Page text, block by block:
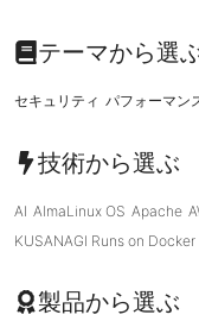
テーマから選
セキュリティ パフォーマン
技術から選ぶ
AI AlmaLinux OS Apache
KUSANAGI Runs on Docker
製品から選ぶ